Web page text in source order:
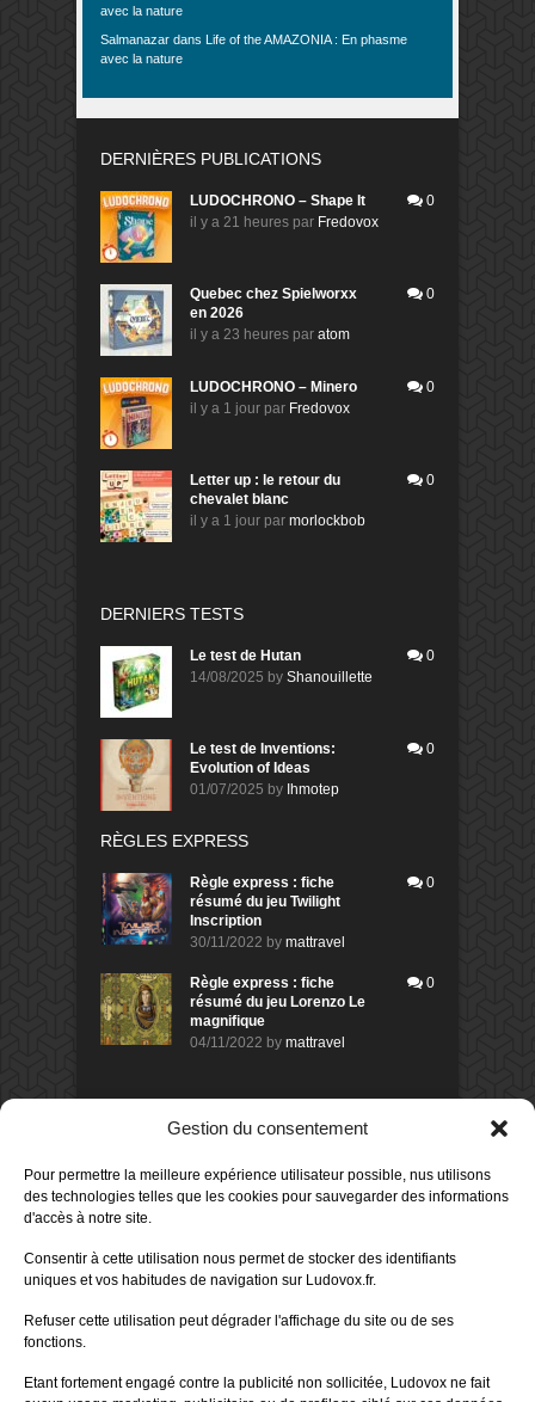
Gestion du consentement
Pour permettre la meilleure expérience utilisateur possible, nus utilisons
des technologies telles que les cookies pour sauvegarder des informations
d'accès à notre site.
Consentir à cette utilisation nous permet de stocker des identifiants
uniques et vos habitudes de navigation sur Ludovox.fr.
Refuser cette utilisation peut dégrader l'affichage du site ou de ses
fonctions.
Etant fortement engagé contre la publicité non sollicitée, Ludovox ne fait
avec la nature
Salmanazar dans Life of the AMAZONIA : En phasme
avec la nature
DERNIÈRES PUBLICATIONS
LUDOCHRONO – Shape It
il y a 21 heures par Fredovox
0
Quebec chez Spielworxx
en 2026
il y a 23 heures par atom
0
LUDOCHRONO – Minero
il y a 1 jour par Fredovox
0
Letter up : le retour du
chevalet blanc
il y a 1 jour par morlockbob
0
DERNIERS TESTS
Le test de Hutan
14/08/2025 by Shanouillette
0
Le test de Inventions:
Evolution of Ideas
01/07/2025 by Ihmotep
0
RÈGLES EXPRESS
Règle express : fiche
résumé du jeu Twilight
Inscription
30/11/2022 by mattravel
0
Règle express : fiche
résumé du jeu Lorenzo Le
magnifique
04/11/2022 by mattravel
0
DERNIERS AVIS DES MEMBRES
Avis de
Sur le jeu Collect!
il y a 9 heures
Avis demorlockbob
Sur le jeu Detective Box - Ciao
Publié leil y a 1 jour
80%
Sur le jeu Detective Box - Ciao